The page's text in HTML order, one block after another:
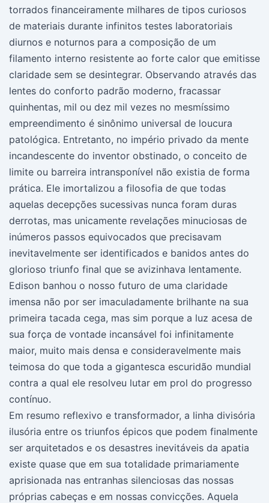
torrados financeiramente milhares de tipos curiosos
de materiais durante infinitos testes laboratoriais
diurnos e noturnos para a composição de um
filamento interno resistente ao forte calor que emitisse
claridade sem se desintegrar. Observando através das
lentes do conforto padrão moderno, fracassar
quinhentas, mil ou dez mil vezes no mesmíssimo
empreendimento é sinônimo universal de loucura
patológica. Entretanto, no império privado da mente
incandescente do inventor obstinado, o conceito de
limite ou barreira intransponível não existia de forma
prática. Ele imortalizou a filosofia de que todas
aquelas decepções sucessivas nunca foram duras
derrotas, mas unicamente revelações minuciosas de
inúmeros passos equivocados que precisavam
inevitavelmente ser identificados e banidos antes do
glorioso triunfo final que se avizinhava lentamente.
Edison banhou o nosso futuro de uma claridade
imensa não por ser imaculadamente brilhante na sua
primeira tacada cega, mas sim porque a luz acesa de
sua força de vontade incansável foi infinitamente
maior, muito mais densa e consideravelmente mais
teimosa do que toda a gigantesca escuridão mundial
contra a qual ele resolveu lutar em prol do progresso
contínuo.
Em resumo reflexivo e transformador, a linha divisória
ilusória entre os triunfos épicos que podem finalmente
ser arquitetados e os desastres inevitáveis da apatia
existe quase que em sua totalidade primariamente
aprisionada nas entranhas silenciosas das nossas
próprias cabeças e em nossas convicções. Aquela